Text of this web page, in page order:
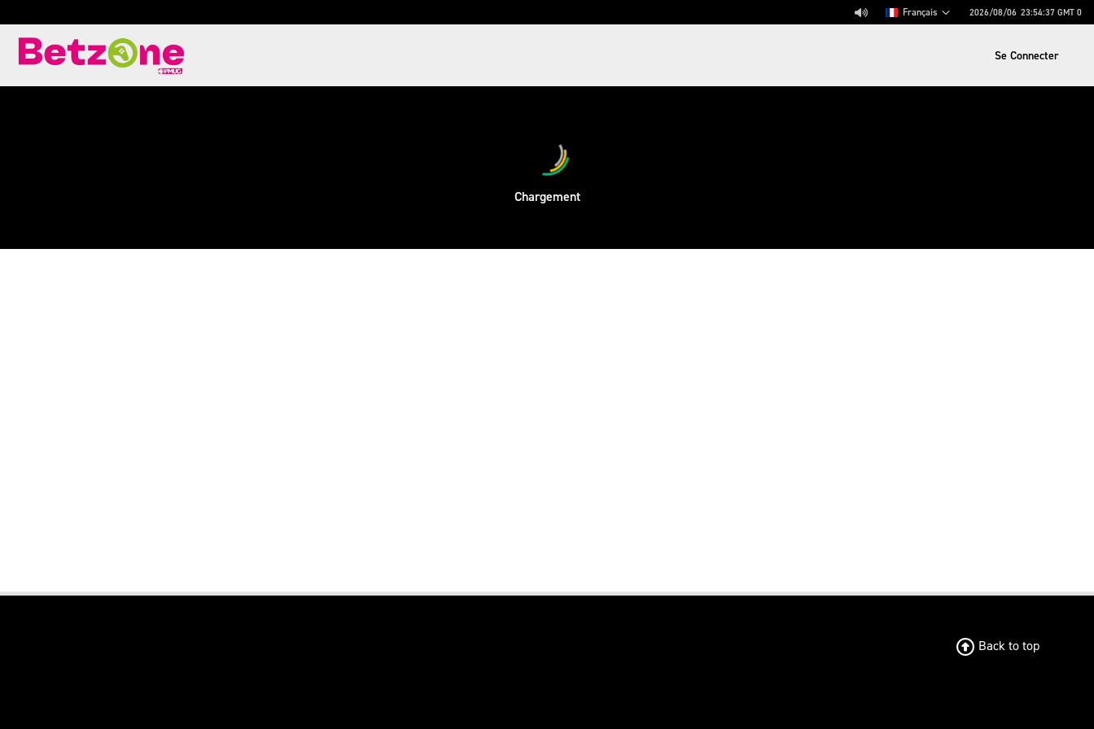
Français 2026/08/06 23:54:37 GMT 0
Se Connecter
Back to top